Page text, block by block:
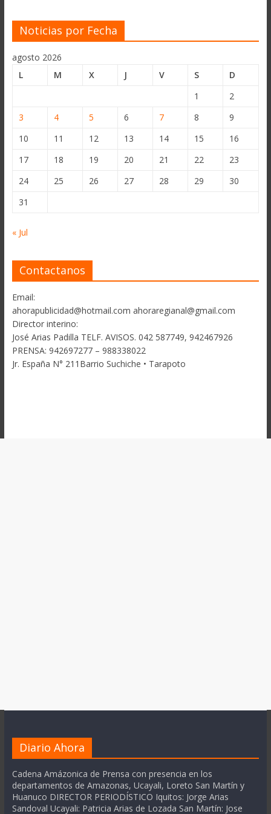
Noticias por Fecha
agosto 2026
L
M X J V S
D
1
2
3
4 5 6 7 8
9
10
11 12 13 14 15
16
17
18 19 20 21 22
23
24
25 26 27 28 29
30
31
« Jul
Contactanos
Email:
ahorapublicidad@hotmail.com ahoraregianal@gmail.com
Director interino:
José Arias Padilla TELF. AVISOS. 042 587749, 942467926
PRENSA: 942697277 – 988338022
Jr. España N° 211Barrio Suchiche • Tarapoto
Diario Ahora
Cadena Amázonica de Prensa con presencia en los
departamentos de Amazonas, Ucayali, Loreto San Martín y
Huanuco DIRECTOR PERIODÍSTICO Iquitos: Jorge Arias
Sandoval Ucayali: Patricia Arias de Lozada San Martín: Jose